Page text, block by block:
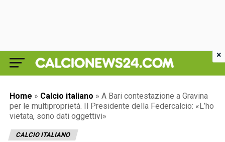
Home » Calcio italiano » A Bari contestazione a Gravina
per le multiproprietà. Il Presidente della Federcalcio: «L’ho
vietata, sono dati oggettivi»
CALCIO ITALIANO
×